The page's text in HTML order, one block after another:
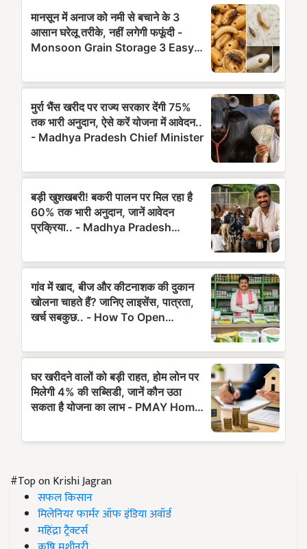
#Top on Krishi Jagran
सफल किसान
मिलेनियर फार्मर ऑफ इंडिया अवॉर्ड
महिंद्रा ट्रैक्टर्स